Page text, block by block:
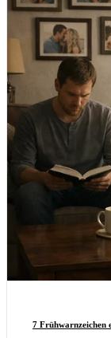
7 Frühwarnzeichen